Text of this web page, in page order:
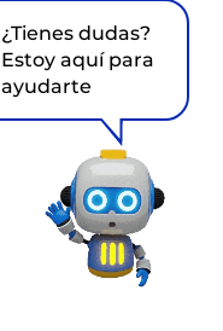
¿Tienes dudas?
Estoy aquí para
ayudarte